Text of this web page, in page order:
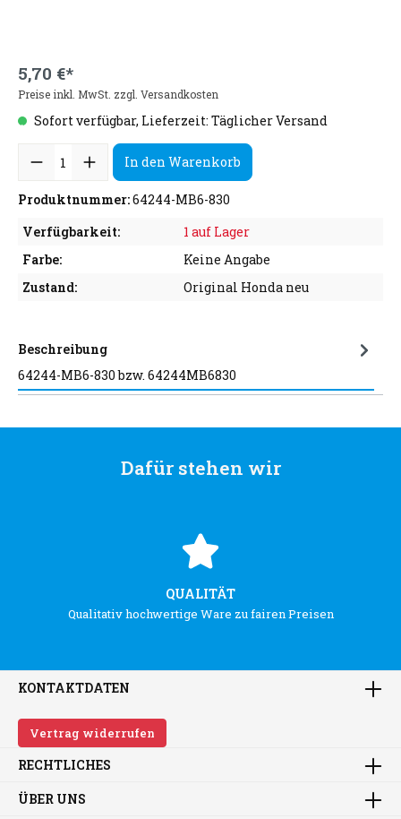
5,70 €*
Preise inkl. MwSt. zzgl. Versandkosten
Sofort verfügbar, Lieferzeit: Täglicher Versand
In den Warenkorb
Produktnummer:64244-MB6-830
Verfügbarkeit:
1 auf Lager
Farbe:
Keine Angabe
Zustand:
Original Honda neu
Beschreibung
64244-MB6-830 bzw. 64244MB6830
Dafür stehen wir
QUALITÄT
Qualitativ hochwertige Ware zu fairen Preisen
KONTAKTDATEN
Vertrag widerrufen
RECHTLICHES
ÜBER UNS